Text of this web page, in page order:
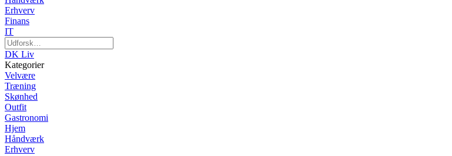
Erhverv
Finans
IT
DK Liv
Kategorier
Velvære
Træning
Skønhed
Outfit
Gastronomi
Hjem
Håndværk
Erhverv